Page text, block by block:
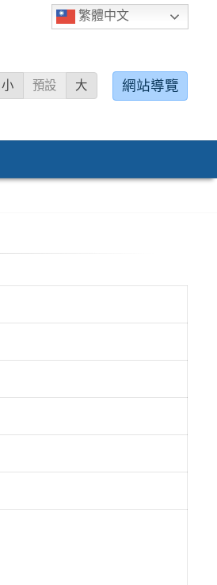
繁體中文
小 預設 大 網站導覽